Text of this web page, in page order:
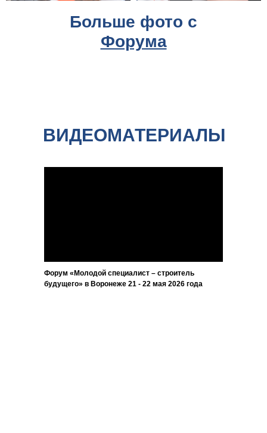
Больше фото с
Форума
ВИДЕОМАТЕРИАЛЫ
Форум «Молодой специалист – строитель
будущего» в Воронеже 21 - 22 мая 2026 года